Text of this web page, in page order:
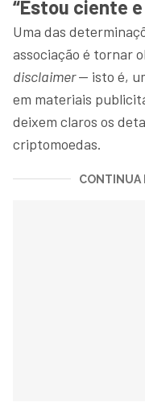
“Estou ciente
Uma das
associação é tornar
disclaimer— isto é,
em materiais
deixem claros os
criptomoedas.
CONTINUA